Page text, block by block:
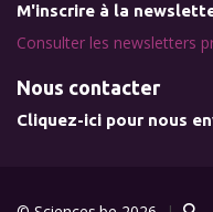
M'inscrire à la
Consulter les newsletters
Nous contacter
Cliquez-ici pour nous